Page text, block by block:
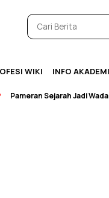
WIKI INFO
Sejarah Jadi Wadah